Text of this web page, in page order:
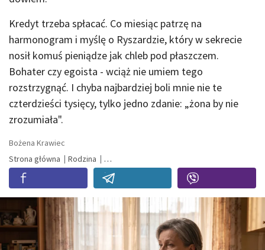
Kredyt trzeba spłacać. Co miesiąc patrzę na
harmonogram i myślę o Ryszardzie, który w sekrecie
nosił komuś pieniądze jak chleb pod płaszczem.
Bohater czy egoista - wciąż nie umiem tego
rozstrzygnąć. I chyba najbardziej boli mnie nie te
czterdzieści tysięcy, tylko jedno zdanie: „żona by nie
zrozumiała".
Bożena Krawiec
Strona główna
Rodzina